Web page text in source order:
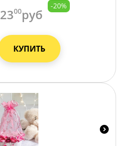
2300руб
-20%
КУПИТЬ